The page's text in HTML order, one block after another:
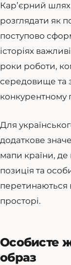
Кар’єрний
розглядати як
поступово
історіях
роки роботи,
середовище та
конкурентному
Для
додаткове
мапи країни, де
позиція та
перетинаються
просторі.
Особисте
образ